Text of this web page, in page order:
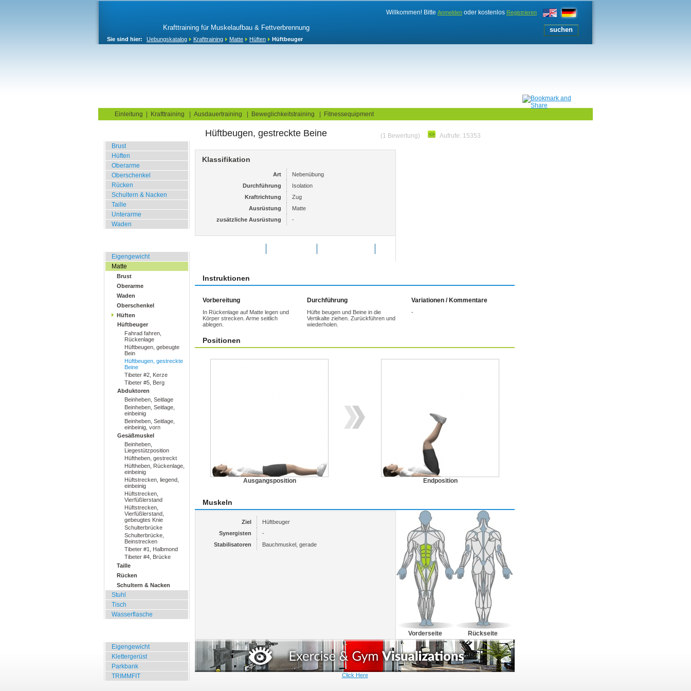
Krafttraining für Muskelaufbau & Fettverbrennung
Sie sind hier: Uebungskatalog Krafttraining Matte Hüften Hüftbeuger
Willkommen! Bitte Anmelden oder kostenlos Registrieren
Einleitung Krafttraining Ausdauertraining Beweglichkeitstraining Fitnessequipment
Brust
Hüften
Oberarme
Oberschenkel
Rücken
Schultern & Nacken
Taille
Unterarme
Waden
Eigengewicht
Matte
Brust
Oberarme
Waden
Oberschenkel
Hüften
Hüftbeuger
Fahrad fahren,
Rückenlage
Hüftbeugen, gebeugte
Bein
Hüftbeugen, gestreckte
Beine
Tibeter #2, Kerze
Tibeter #5, Berg
Abduktoren
Beinheben, Seitlage
Beinheben, Seitlage,
einbeinig
Beinheben, Seitlage,
einbeinig, vorn
Gesäßmuskel
Beinheben,
Liegestützposition
Hüftheben, gestreckt
Hüftheben, Rückenlage,
einbeinig
Hüftstrecken, liegend,
einbeinig
Hüftstrecken,
Vierfüßlerstand
Hüftstrecken,
Vierfüßlerstand,
gebeugtes Knie
Schulterbrücke
Schulterbrücke,
Beinstrecken
Tibeter #1, Halbmond
Tibeter #4, Brücke
Taille
Rücken
Schultern & Nacken
Stuhl
Tisch
Wasserflasche
Eigengewicht
Klettergerüst
Parkbank
TRIMMFIT
Hüftbeugen, gestreckte Beine (1 Bewertung) Aufrufe: 15353
Klassifikation
Art
Nebenübung
Durchführung
Isolation
Kraftrichtung
Zug
Ausrüstung
Matte
zusätzliche Ausrüstung
-
Instruktionen
Vorbereitung
In Rückenlage auf Matte legen und
Körper strecken. Arme seitlich
ablegen.
Durchführung
Hüfte beugen und Beine in die
Vertikalte ziehen. Zurückführen und
wiederholen.
Variationen / Kommentare
-
Positionen
Ausgangsposition Endposition
Muskeln
Ziel
Hüftbeuger
Synergisten
-
Stabilisatoren
Bauchmuskel, gerade
Vorderseite Rückseite
Click Here